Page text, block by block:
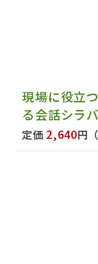
現場に役立
る会話シラ
定価 2,640円